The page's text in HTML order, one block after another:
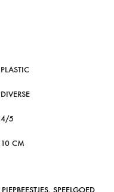
PLASTIC
DIVERSE
4/5
10 CM
PIEPBEESTJES, SPEELGOED